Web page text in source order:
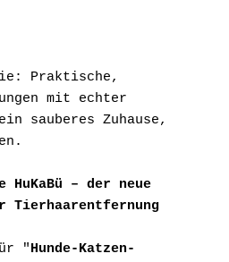
Praktische,
mit echter
sauberes Zuhause,
– der neue
Tierhaarentfernung
"Hunde-Katzen-